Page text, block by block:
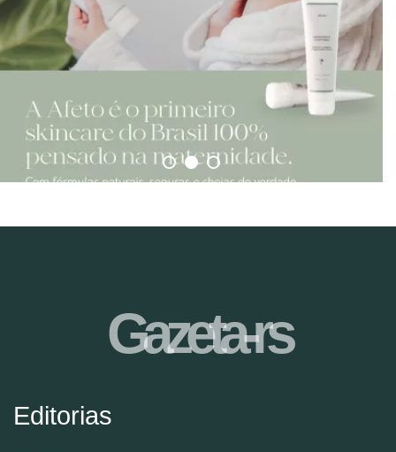
Editorias
Gazeta-rs